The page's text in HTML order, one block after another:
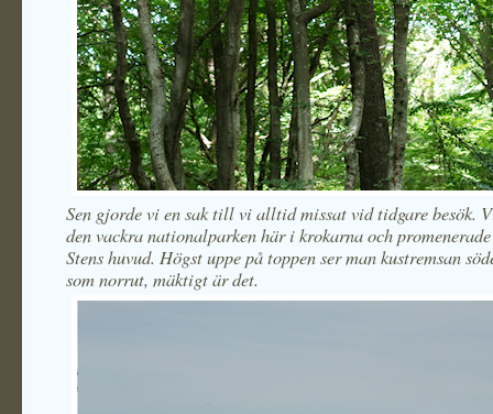
Sen gjorde vi en sak till vi alltid missat vid tidgare besök.
den vackra nationalparken här i krokarna och
Stens huvud. Högst uppe på toppen ser man kustremsan
som norrut, mäktigt är det.